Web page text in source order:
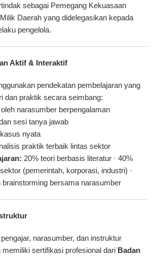
sebagai Pemegang Kekuasaan
Daerah yang didelegasikan kepada
pengelola.
Aktif & Interaktif
pendekatan pembelajaran yang
dan praktik secara seimbang:
narasumber berpengalaman
sesi tanya jawab
nyata
praktik terbaik lintas sektor
20% teori berbasis literatur · 40%
(pemerintah, korporasi, industri) ·
bersama narasumber
narasumber, dan instruktur
memiliki sertifikasi profesional dari Badan